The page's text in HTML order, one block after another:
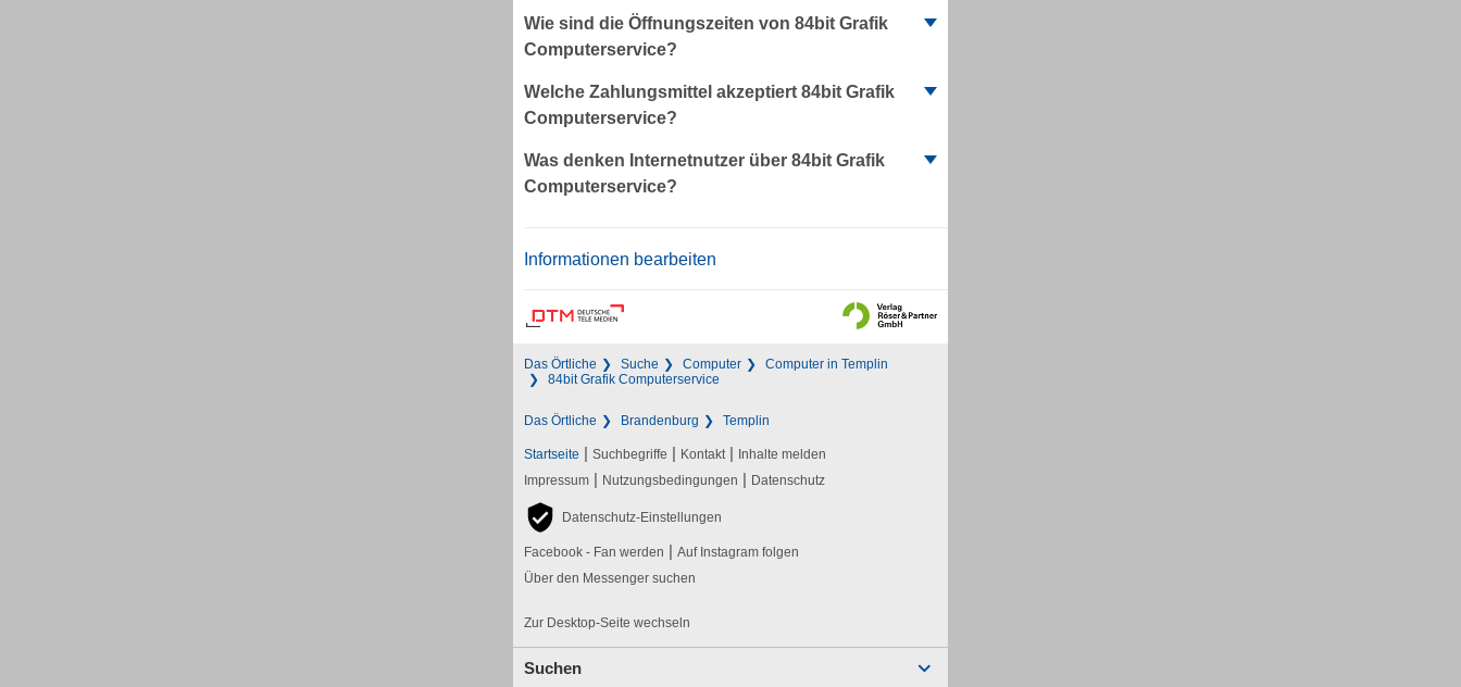
Wie sind die Öffnungszeiten von 84bit Grafik
Computerservice?
Welche Zahlungsmittel akzeptiert 84bit Grafik
Computerservice?
Was denken Internetnutzer über 84bit Grafik
Computerservice?
Informationen bearbeiten
Das Örtliche Suche Computer
Computer in Templin
84bit Grafik Computerservice
Das Örtliche Brandenburg Templin
Startseite | Suchbegriffe | Kontakt | Inhalte melden
Impressum | Nutzungsbedingungen | Datenschutz
Datenschutz-Einstellungen
Facebook - Fan werden | Auf Instagram folgen
Über den Messenger suchen
Zur Desktop-Seite wechseln
Suchen